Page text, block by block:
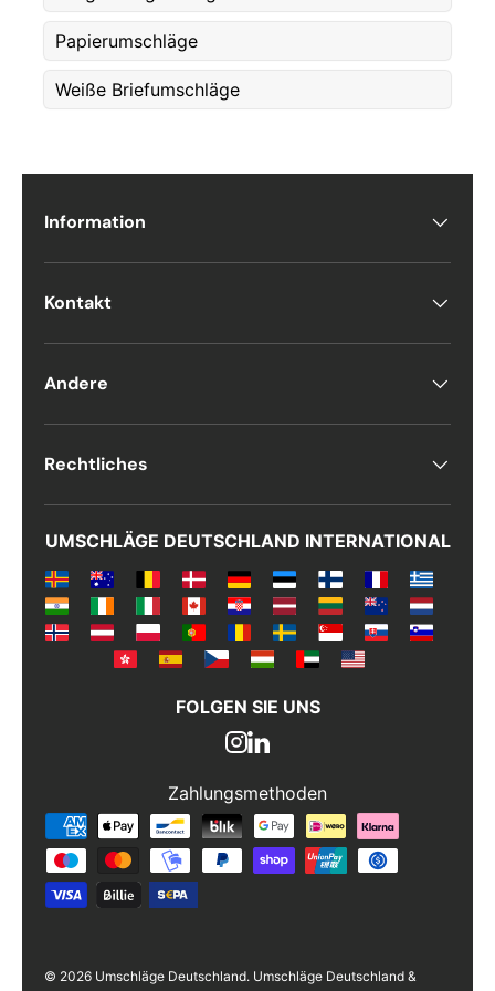
Fornavn *
Etternavn
E-post
Antall *
Kommentarer
Papierumschläge
Weiße Briefumschläge
Information
Kontakt
Andere
Rechtliches
UMSCHLÄGE DEUTSCHLAND INTERNATIONAL
FOLGEN SIE UNS
Zahlungsmethoden
Zahlungsmethoden
© 2026 Umschläge Deutschland. Umschläge Deutschland &